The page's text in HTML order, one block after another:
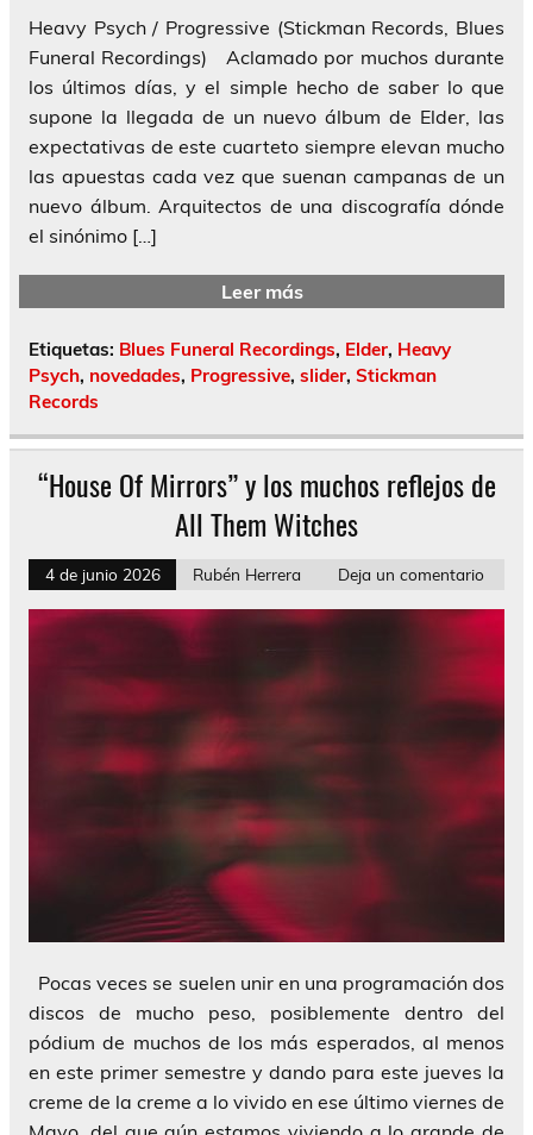
Heavy Psych / Progressive (Stickman Records, Blues
Funeral Recordings) Aclamado por muchos durante
los últimos días, y el simple hecho de saber lo que
supone la llegada de un nuevo álbum de Elder, las
expectativas de este cuarteto siempre elevan mucho
las apuestas cada vez que suenan campanas de un
nuevo álbum. Arquitectos de una discografía dónde
el sinónimo […]
Leer más
Etiquetas: Blues Funeral Recordings, Elder, Heavy
Psych, novedades, Progressive, slider, Stickman
Records
“House Of Mirrors” y los muchos reflejos de
All Them Witches
4 de junio 2026 Rubén Herrera Deja un comentario
Pocas veces se suelen unir en una programación dos
discos de mucho peso, posiblemente dentro del
pódium de muchos de los más esperados, al menos
en este primer semestre y dando para este jueves la
creme de la creme a lo vivido en ese último viernes de